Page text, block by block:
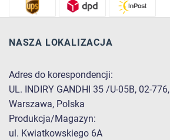
NASZA LOKALIZACJA
Adres do korespondencji:
UL. INDIRY GANDHI 35 /U-05B, 02-776,
Warszawa, Polska
Produkcja/Magazyn:
ul. Kwiatkowskiego 6A